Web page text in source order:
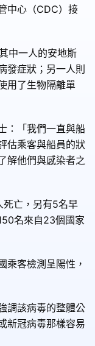
中心（CDC）接
中一人的安地斯
發症狀；另一人則
用了生物隔離單
：「我們一直與船
估乘客與船員的狀
解他們與感染者之
死亡，另有5名早
名來自23個國家
乘客檢測呈陽性，
調該病毒的整體公
新冠病毒那樣容易